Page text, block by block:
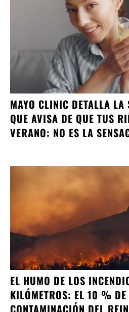
MAYO CLINIC DETALLA LA
QUE AVISA DE QUE TUS
VERANO: NO ES LA
EL HUMO DE LOS
KILÓMETROS: EL 10 %
CONTAMINACIÓN DEL